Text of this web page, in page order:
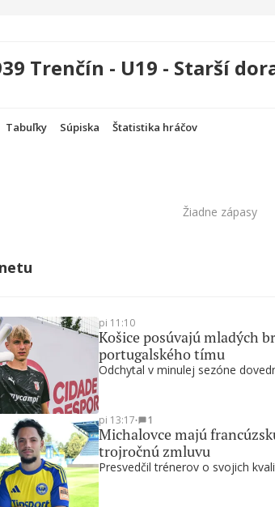
Trenčín - U19 - Starší
Tabuľky Súpiska Štatistika hráčov
Žiadne zápasy
Odchytal v minulej sezóne
Košice posúvajú mladých
portugalského tímu
pi 11:10
Presvedčil trénerov o svojich
Michalovce majú
trojročnú zmluvu
pi 13:17∙ 1